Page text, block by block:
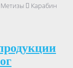
Карабин